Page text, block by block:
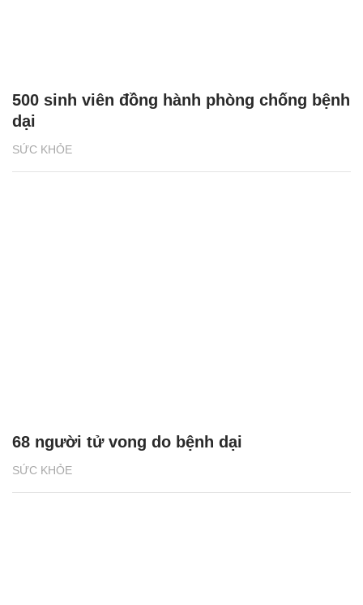
SỨC KHỎE
500 sinh viên đồng hành phòng chống bệnh
dại
SỨC KHỎE
68 người tử vong do bệnh dại